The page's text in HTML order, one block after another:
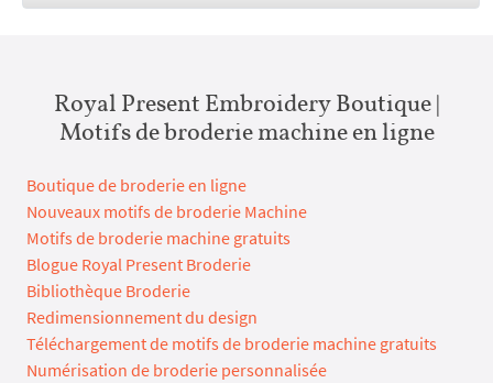
Royal Present Embroidery Boutique |
Motifs de broderie machine en ligne
Boutique de broderie en ligne
Nouveaux motifs de broderie Machine
Motifs de broderie machine gratuits
Blogue Royal Present Broderie
Bibliothèque Broderie
Redimensionnement du design
Téléchargement de motifs de broderie machine gratuits
Numérisation de broderie personnalisée